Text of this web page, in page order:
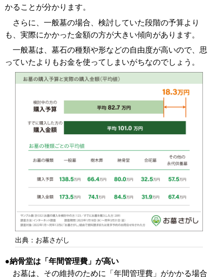
かることが分かります。
さらに、一般墓の場合、検討していた段階の予算より
も、実際にかかった金額の方が大きい傾向があります。
一般墓は、墓石の種類や形などの自由度が高いので、思
っていたよりもお金を使ってしまいがちなのでしょう。
出典：お墓さがし
納骨堂は「年間管理費」が高い
お墓は、その維持のために「年間管理費」がかかる場合